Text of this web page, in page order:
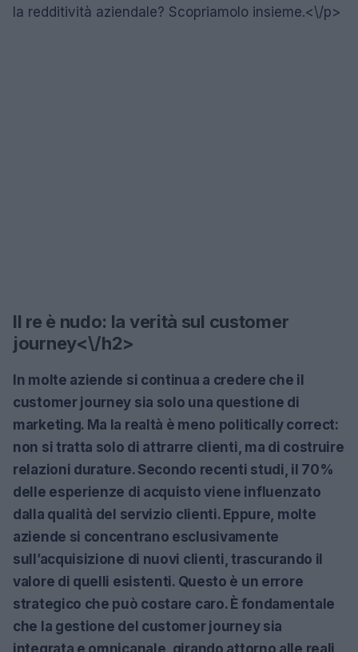
la redditività aziendale? Scopriamolo insieme.<\/p>
Il re è nudo: la verità sul customer
journey<\/h2>
In molte aziende si continua a credere che il
customer journey sia solo una questione di
marketing. Ma la realtà è meno politically correct:
non si tratta solo di attrarre clienti, ma di costruire
relazioni durature. Secondo recenti studi, il 70%
delle esperienze di acquisto viene influenzato
dalla qualità del servizio clienti. Eppure, molte
aziende si concentrano esclusivamente
sull’acquisizione di nuovi clienti, trascurando il
valore di quelli esistenti. Questo è un errore
strategico che può costare caro. È fondamentale
che la gestione del customer journey sia
integrata e omnicanale, girando attorno alle reali